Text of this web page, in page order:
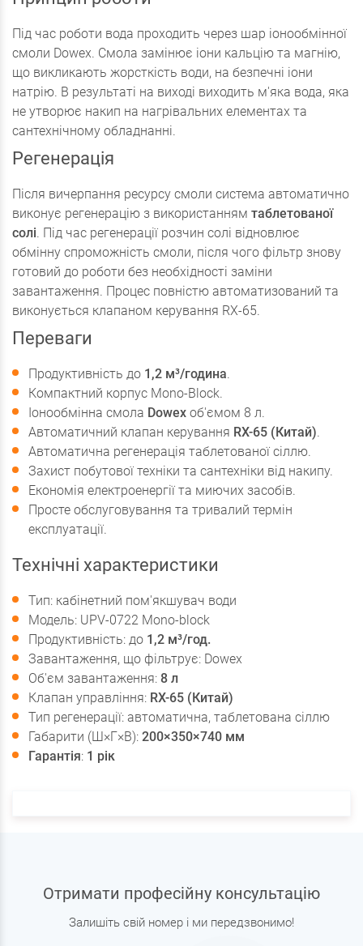
Під час роботи вода проходить через шар іонообмінної
смоли Dowex. Смола замінює іони кальцію та магнію,
що викликають жорсткість води, на безпечні іони
натрію. В результаті на виході виходить м'яка вода, яка
не утворює накип на нагрівальних елементах та
сантехнічному обладнанні.
Регенерація
Після вичерпання ресурсу смоли система автоматично
виконує регенерацію з використанням таблетованої
солі. Під час регенерації розчин солі відновлює
обмінну спроможність смоли, після чого фільтр знову
готовий до роботи без необхідності заміни
завантаження. Процес повністю автоматизований та
виконується клапаном керування RX-65.
Переваги
Продуктивність до 1,2 м³/година.
Компактний корпус Mono-Block.
Іонообмінна смола Dowex об'ємом 8 л.
Автоматичний клапан керування RX-65 (Китай).
Автоматична регенерація таблетованої сіллю.
Захист побутової техніки та сантехніки від накипу.
Економія електроенергії та миючих засобів.
Просте обслуговування та тривалий термін
експлуатації.
Технічні характеристики
Тип: кабінетний пом'якшувач води
Модель: UPV-0722 Mono-block
Продуктивність: до 1,2 м³/год.
Завантаження, що фільтрує: Dowex
Об'єм завантаження: 8 л
Клапан управління: RX-65 (Китай)
Тип регенерації: автоматична, таблетована сіллю
Габарити (Ш×Г×В): 200×350×740 мм
Гарантія: 1 рік
Отримати професійну консультацію
Залишіть свій номер і ми передзвонимо!